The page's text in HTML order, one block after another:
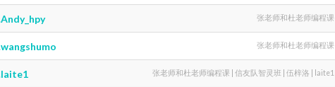
Andy_hpy 张老师和杜老师编程课
wangshumo 张老师和杜老师编程课
laite1 张老师和杜老师编程课 | 信友队智灵班 | 伍梓洛 | laite1